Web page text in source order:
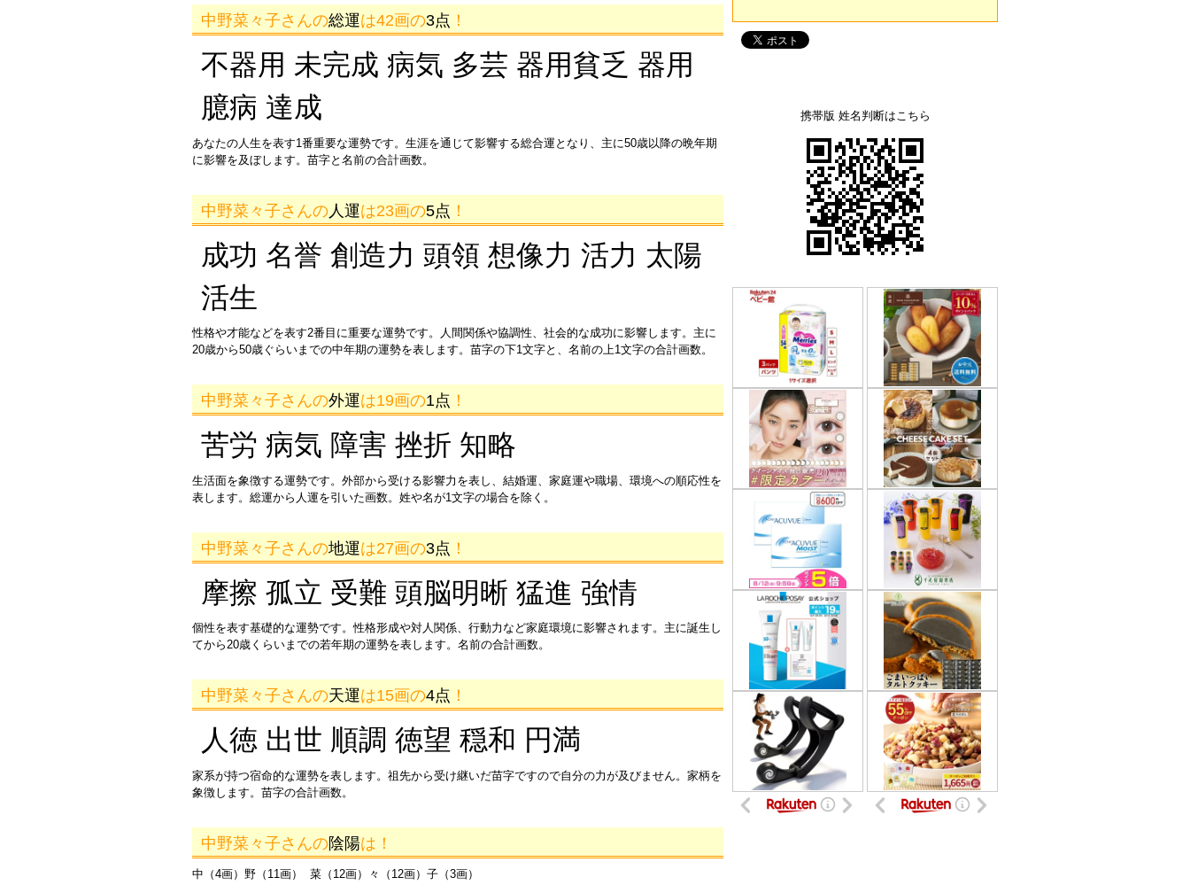
中野菜々子さんの総運は42画の3点 ！
不器用 未完成 病気 多芸 器用貧乏 器用
臆病 達成
あなたの人生を表す1番重要な運勢です。生涯を通じて影響する総合運となり、主に50歳以降の晩年期
に影響を及ぼします。苗字と名前の合計画数。
中野菜々子さんの 人運は23画の5点 ！
成功 名誉 創造力 頭領 想像力 活力 太陽
活生
性格や才能などを表す2番目に重要な運勢です。人間関係や協調性、社会的な成功に影響します。主に
20歳から50歳ぐらいまでの中年期の運勢を表します。苗字の下1文字と、名前の上1文字の合計画数。
中野菜々子さんの外運は19画の1点 ！
苦労 病気 障害 挫折 知略
生活面を象徴する運勢です。外部から受ける影響力を表し、結婚運、家庭運や職場、環境への順応性を
表します。総運から人運を引いた画数。姓や名が1文字の場合を除く。
中野菜々子さんの地運は27画の3点 ！
摩擦 孤立 受難 頭脳明晰 猛進 強情
個性を表す基礎的な運勢です。性格形成や対人関係、行動力など家庭環境に影響されます。主に誕生し
てから20歳くらいまでの若年期の運勢を表します。名前の合計画数。
中野菜々子さんの天運は15画の4点 ！
人徳 出世 順調 徳望 穏和 円満
家系が持つ宿命的な運勢を表します。祖先から受け継いだ苗字ですので自分の力が及びません。家柄を
象徴します。苗字の合計画数。
中野菜々子さんの陰陽は！
中（4画）野（11画） 菜（12画）々（12画）子（3画）
携帯版 姓名判断はこちら